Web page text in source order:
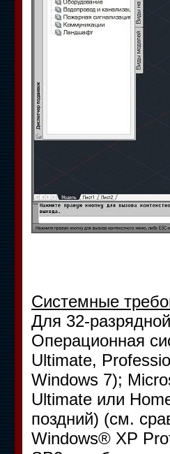
Системные
Для 32-
Операционная
Ultimate,
Windows 7);
Ultimate или
поздний) (см.
Windows® XP